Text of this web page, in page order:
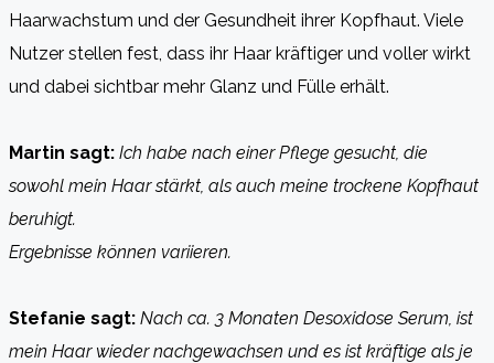
Haarwachstum und der Gesundheit ihrer Kopfhaut. Viele
Nutzer stellen fest, dass ihr Haar kräftiger und voller wirkt
und dabei sichtbar mehr Glanz und Fülle erhält.
Martin sagt: Ich habe nach einer Pflege gesucht, die
sowohl mein Haar stärkt, als auch meine trockene Kopfhaut
beruhigt.
Ergebnisse können variieren.
Stefanie sagt: Nach ca. 3 Monaten Desoxidose Serum, ist
mein Haar wieder nachgewachsen und es ist kräftige als je